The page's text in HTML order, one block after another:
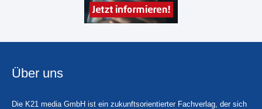
Über uns
Die K21 media GmbH ist ein zukunftsorientierter Fachverlag, der sich